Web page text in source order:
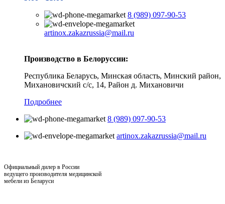
8 (989) 097-90-53
artinox.zakazrussia@mail.ru
Производство в Белоруссии:
Республика Беларусь, Минская область, Минский район,
Михановичский с/с, 14, Район д. Михановичи
Подробнее
8 (989) 097-90-53
artinox.zakazrussia@mail.ru
Официальный дилер в России
ведущего производителя медицинской
мебели из Беларуси